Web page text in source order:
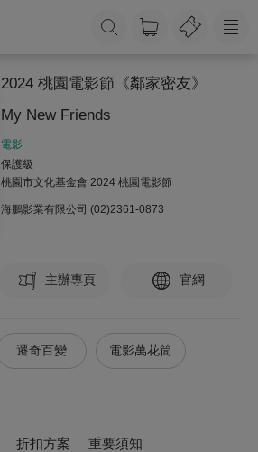
2024 桃園電影節《鄰家密友》
My New Friends
電影
保護級
桃園市文化基金會 2024 桃園電影節
海鵬影業有限公司 (02)2361-0873
主辦專頁 官網
遷奇百變 電影萬花筒
折扣方案 重要須知